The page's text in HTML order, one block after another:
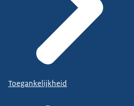
Toegankelijkheid